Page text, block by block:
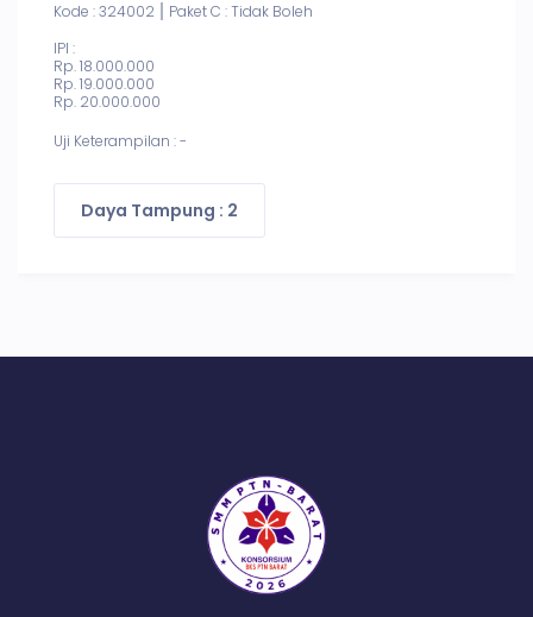
Kode : 324002
Paket C : Tidak Boleh
IPI :
Rp. 18.000.000
Rp. 19.000.000
Rp. 20.000.000
Uji Keterampilan : -
Daya Tampung : 2